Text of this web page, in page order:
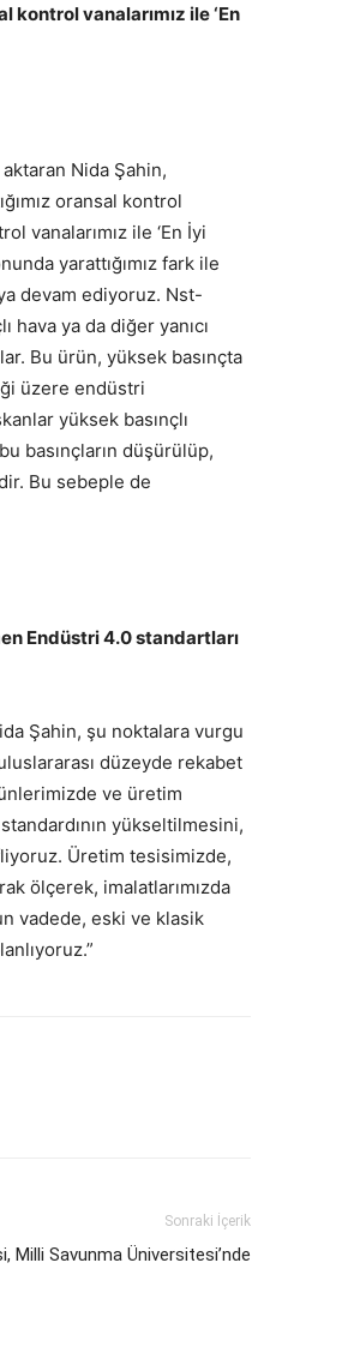
kontrol vanalarımız ile ‘En
Nida Şahin,
oransal kontrol
vanalarımız ile ‘En İyi
yarattığımız fark ile
devam ediyoruz. Nst-
hava ya da diğer yanıcı
Bu ürün, yüksek basınçta
üzere endüstri
yüksek basınçlı
basınçların düşürülüp,
Bu sebeple de
Endüstri 4.0 standartları
Şahin, şu noktalara vurgu
düzeyde rekabet
ve üretim
yükseltilmesini,
Üretim tesisimizde,
ölçerek, imalatlarımızda
vadede, eski ve klasik
Sonraki İçerik
Milli Savunma Üniversitesi’nde